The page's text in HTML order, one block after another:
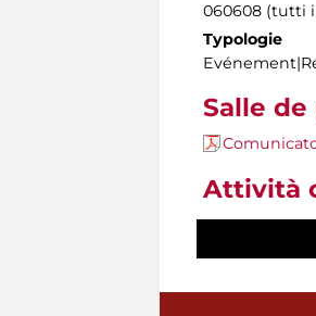
060608 (tutti i
Typologie
Salle de
Attività